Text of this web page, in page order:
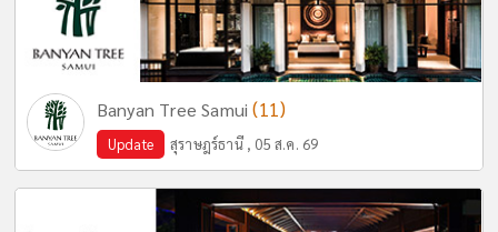
Banyan Tree Samui(11)
Update สุราษฎร์ธานี , 05 ส.ค. 69